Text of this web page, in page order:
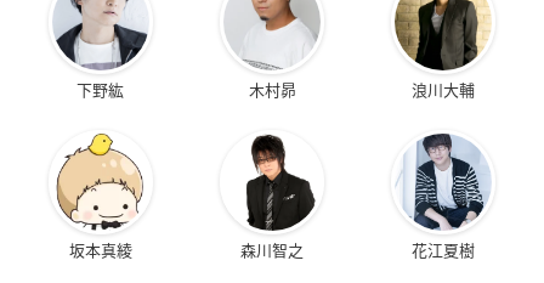
下野紘 木村昴 浪川大輔
坂本真綾 森川智之 花江夏樹